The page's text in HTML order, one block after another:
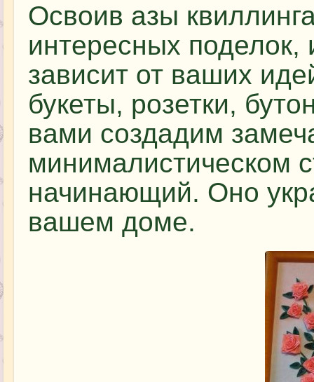
Освоив азы
интересных поделок,
зависит от ваших
букеты, розетки,
вами создадим
минималистическом
начинающий. Оно
вашем доме.